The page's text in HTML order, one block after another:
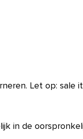
Let op:
in de